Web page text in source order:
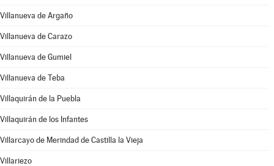
Villanueva de Argaño
Villanueva de Carazo
Villanueva de Gumiel
Villanueva de Teba
Villaquirán de la Puebla
Villaquirán de los Infantes
Villarcayo de Merindad de Castilla la Vieja
Villariezo